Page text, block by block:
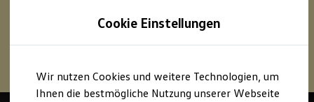
Hauptinhalt
springen
Footer
springen
Profitieren Sie von bis zu6.000 € 1
VolkswagenID. oder
Hybridmodelle.
Mehr zur E‑Auto-Förderung
Cookie Einstellungen
Wir nutzen Cookies und weitere Technologien, um
Ihnen die bestmögliche Nutzung unserer Webseite